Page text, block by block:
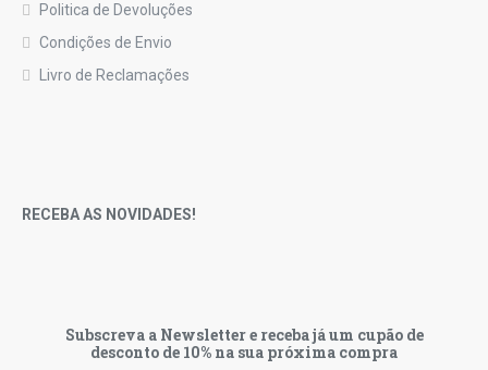
Politica de Devoluções
Condições de Envio
Livro de Reclamações
RECEBA AS NOVIDADES!
Subscreva a Newsletter e receba já um cupão de
desconto de 10% na sua próxima compra